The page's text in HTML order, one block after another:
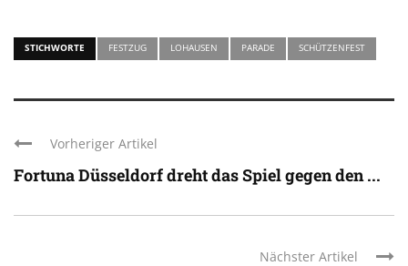
STICHWORTE FESTZUG LOHAUSEN PARADE SCHÜTZENFEST
Vorheriger Artikel
Fortuna Düsseldorf dreht das Spiel gegen den ...
Nächster Artikel